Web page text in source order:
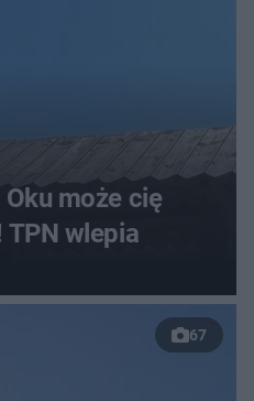
może cię
wlepia
67